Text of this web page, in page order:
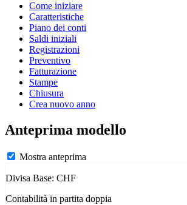
Come iniziare
Caratteristiche
Piano dei conti
Saldi iniziali
Registrazioni
Preventivo
Fatturazione
Stampe
Chiusura
Crea nuovo anno
Anteprima modello
Mostra anteprima
Divisa Base: CHF
Contabilità in partita doppia